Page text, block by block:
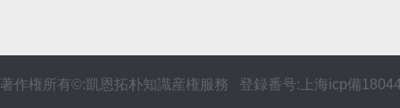
著作権所有©:凱恩拓朴知識産権服務 登録番号:上海icp備